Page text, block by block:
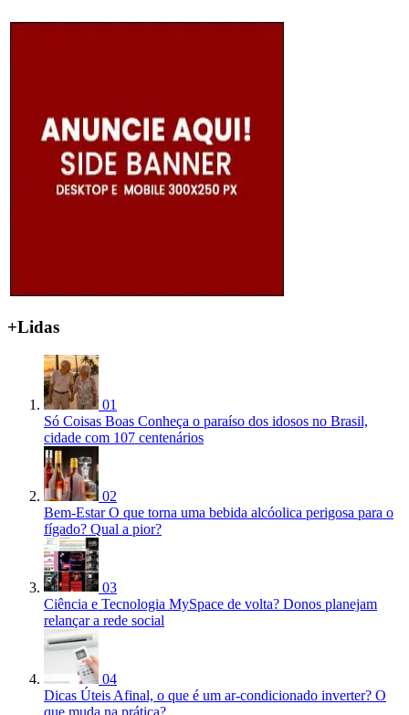
+Lidas
01
Só Coisas Boas Conheça o paraíso dos idosos no Brasil,
cidade com 107 centenários
02
Bem-Estar O que torna uma bebida alcóolica perigosa para o
fígado? Qual a pior?
03
Ciência e Tecnologia MySpace de volta? Donos planejam
relançar a rede social
04
Dicas Úteis Afinal, o que é um ar-condicionado inverter? O
que muda na prática?